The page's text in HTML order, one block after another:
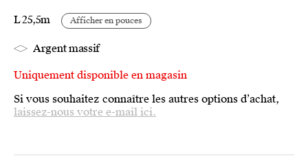
L 25,5m Afficher en pouces
Argent massif
Uniquement disponible en magasin
Si vous souhaitez connaître les autres options d’achat,
laissez-nous votre e-mail ici.